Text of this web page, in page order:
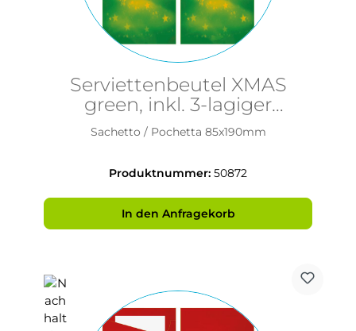
Serviettenbeutel XMAS
green, inkl. 3-lagiger
Serviette
Sachetto / Pochetta 85x190mm
Produktnummer: 50872
In den Anfragekorb